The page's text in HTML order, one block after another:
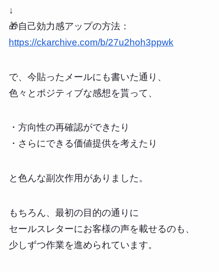
↓
🎁自己効力感アップの方法：
https://ckarchive.com/b/27u2hoh3ppwk
で、今貼ったメールにも書いた通り、
色々とポジティブな感想を貰って、
・方向性の再確認ができたり
・さらにできる価値提供を考えたり
と色んな副次作用がありました。
もちろん、最初の目的の通りに
セールスレターにお客様の声を載せるのも、
少しずつ作業を進められています。